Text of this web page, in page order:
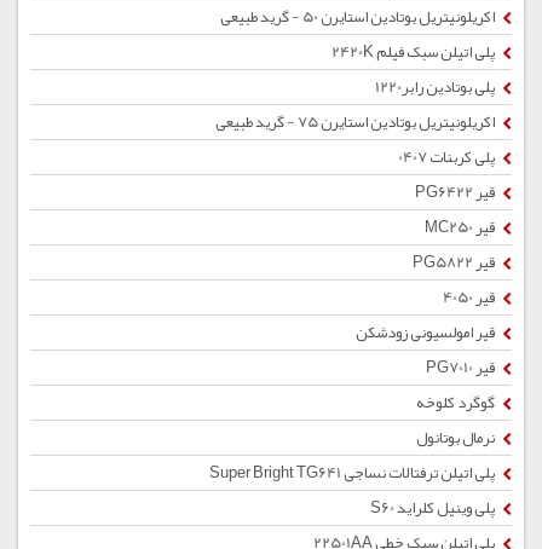
اکریلونیتریل بوتادین استایرن 50 - گرید طبیعی
پلی اتیلن سبک فیلم 2420K
پلی بوتادین رابر1220
اکریلونیتریل بوتادین استایرن 75 - گرید طبیعی
پلی کربنات 0407
قیر PG6422
قیر MC250
قیر PG5822
قیر 4050
قیر امولسیونی زودشکن
قیر PG7010
گوگرد کلوخه
نرمال بوتانول
پلی اتیلن ترفتالات نساجی Super Bright TG641
پلی وینیل کلراید S60